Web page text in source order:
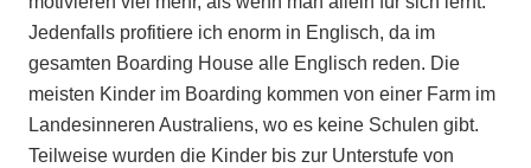
Jedenfalls profitiere ich enorm in Englisch, da im
gesamten Boarding House alle Englisch reden. Die
meisten Kinder im Boarding kommen von einer Farm im
Landesinneren Australiens, wo es keine Schulen gibt.
Teilweise wurden die Kinder bis zur Unterstufe von